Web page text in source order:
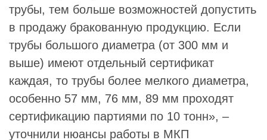
трубы, тем больше возможностей допустить
в продажу бракованную продукцию. Если
трубы большого диаметра (от 300 мм и
выше) имеют отдельный сертификат
каждая, то трубы более мелкого диаметра,
особенно 57 мм, 76 мм, 89 мм проходят
сертификацию партиями по 10 тонн», –
уточнили нюансы работы в МКП